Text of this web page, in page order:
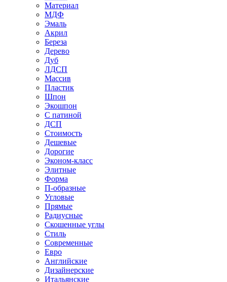
Материал
МДФ
Эмаль
Акрил
Береза
Дерево
Дуб
ЛДСП
Массив
Пластик
Шпон
Экошпон
С патиной
ДСП
Стоимость
Дешевые
Дорогие
Эконом-класс
Элитные
Форма
П-образные
Угловые
Прямые
Радиусные
Скошенные углы
Стиль
Современные
Евро
Английские
Дизайнерские
Итальянские